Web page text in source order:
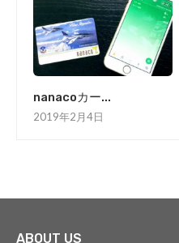
nanacoカー...
2019年2月4日
ABOUT US